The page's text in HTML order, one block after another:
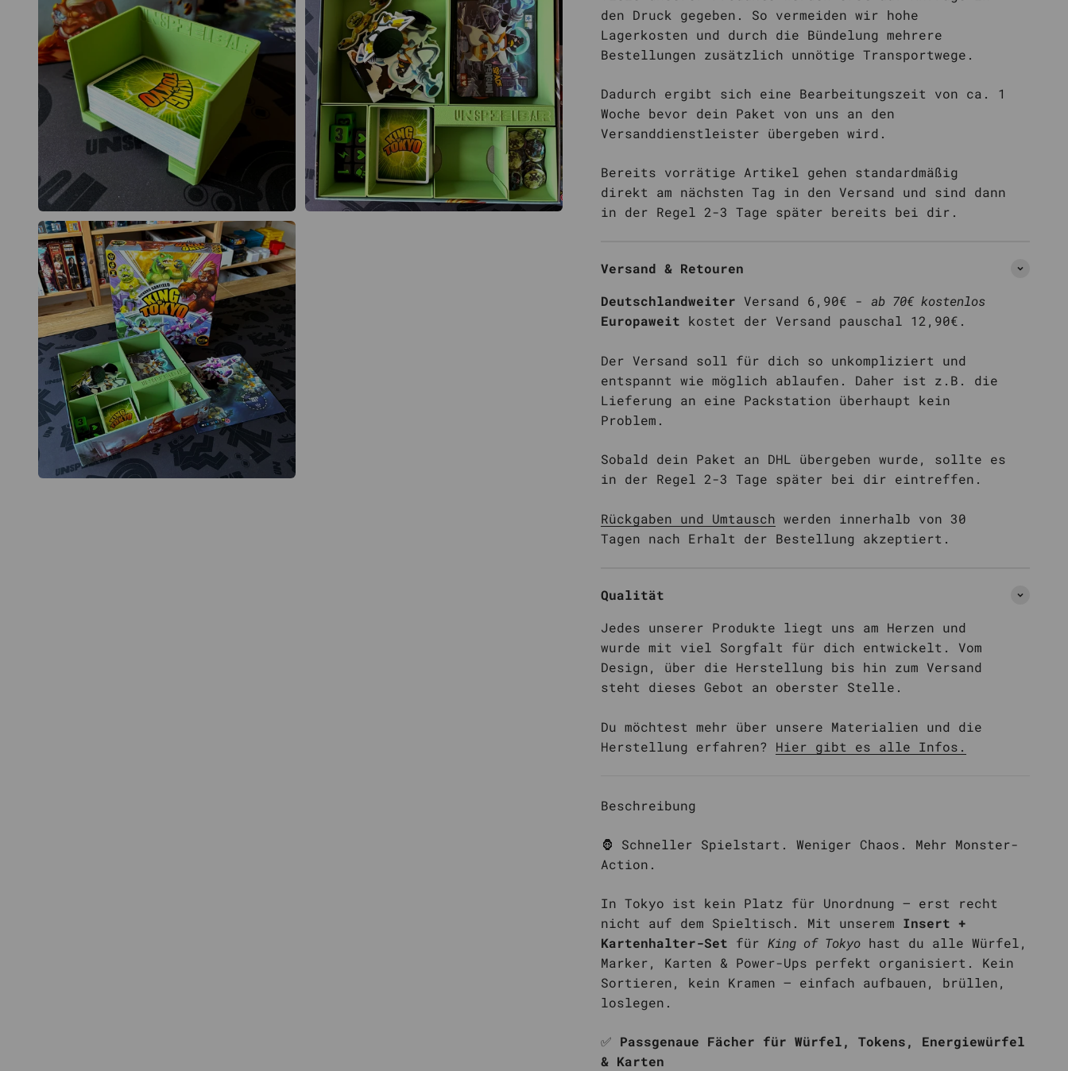
Hero Realms
Imperium:
Klassik/Legenden
Lorcana
Lost Lights
Magic
Marvel Champions
Mindbug
den Druck gegeben. So vermeiden wir hohe
Lagerkosten und durch die Bündelung mehrere
Bestellungen zusätzlich unnötige Transportwege.
Dadurch ergibt sich eine Bearbeitungszeit von ca. 1
Woche bevor dein Paket von uns an den
Versanddienstleister übergeben wird.
Bereits vorrätige Artikel gehen standardmäßig
direkt am nächsten Tag in den Versand und sind dann
in der Regel 2-3 Tage später bereits bei dir.
Versand & Retouren
Deutschlandweiter Versand 6,90€ - ab 70€ kostenlos
Europaweit kostet der Versand pauschal 12,90€.
Der Versand soll für dich so unkompliziert und
entspannt wie möglich ablaufen. Daher ist z.B. die
Lieferung an eine Packstation überhaupt kein
Problem.
Sobald dein Paket an DHL übergeben wurde, sollte es
in der Regel 2-3 Tage später bei dir eintreffen.
Rückgaben und Umtausch werden innerhalb von 30
Tagen nach Erhalt der Bestellung akzeptiert.
Qualität
Jedes unserer Produkte liegt uns am Herzen und
wurde mit viel Sorgfalt für dich entwickelt. Vom
Design, über die Herstellung bis hin zum Versand
steht dieses Gebot an oberster Stelle.
Du möchtest mehr über unsere Materialien und die
Herstellung erfahren? Hier gibt es alle Infos.
Beschreibung
🦍 Schneller Spielstart. Weniger Chaos. Mehr Monster-
Action.
In Tokyo ist kein Platz für Unordnung – erst recht
nicht auf dem Spieltisch. Mit unserem Insert +
Kartenhalter-Set für King of Tokyo hast du alle Würfel,
Marker, Karten & Power-Ups perfekt organisiert. Kein
Sortieren, kein Kramen – einfach aufbauen, brüllen,
loslegen.
✅ Passgenaue Fächer für Würfel, Tokens, Energiewürfel
& Karten